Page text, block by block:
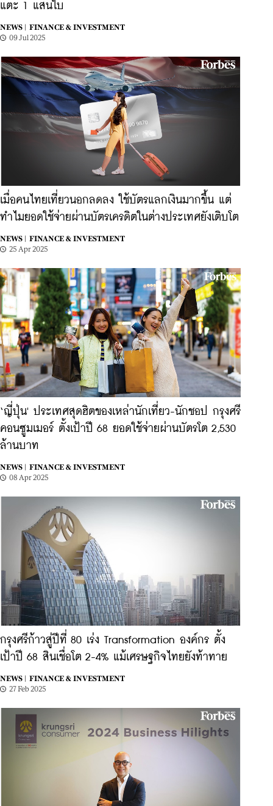
แตะ 1 แสนใบ
NEWS |
FINANCE & INVESTMENT
09 Jul 2025
เมื่อคนไทยเที่ยวนอกลดลง ใช้บัตรแลกเงินมากขึ้น แต่
ทำไมยอดใช้จ่ายผ่านบัตรเครดิตในต่างประเทศยังเติบโต
NEWS |
FINANCE & INVESTMENT
25 Apr 2025
‘ญี่ปุ่น' ประเทศสุดฮิตของเหล่านักเที่ยว-นักชอป กรุงศรี
คอนซูมเมอร์ ตั้งเป้าปี 68 ยอดใช้จ่ายผ่านบัตรโต 2,530
ล้านบาท
NEWS |
FINANCE & INVESTMENT
08 Apr 2025
กรุงศรีก้าวสู่ปีที่ 80 เร่ง Transformation องค์กร ตั้ง
เป้าปี 68 สินเชื่อโต 2-4% แม้เศรษฐกิจไทยยังท้าทาย
NEWS |
FINANCE & INVESTMENT
27 Feb 2025